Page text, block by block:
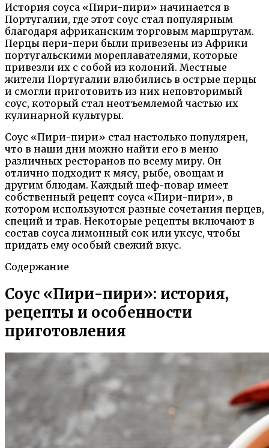
История соуса «Пири-пири» начинается в
Португалии, где этот соус стал популярным
благодаря африканским торговым маршрутам.
Перцы пери-пери были привезены из Африки
португальскими мореплавателями, которые
привезли их с собой из колоний. Местные
жители Португалии влюбились в острые перцы
и смогли приготовить из них неповторимый
соус, который стал неотъемлемой частью их
кулинарной культуры.
Соус «Пири-пири» стал настолько популярен,
что в наши дни можно найти его в меню
различных ресторанов по всему миру. Он
отлично подходит к мясу, рыбе, овощам и
другим блюдам. Каждый шеф-повар имеет
собственный рецепт соуса «Пири-пири», в
котором используются разные сочетания перцев,
специй и трав. Некоторые рецепты включают в
состав соуса лимонный сок или уксус, чтобы
придать ему особый свежий вкус.
Содержание
Соус «Пири-пири»: история,
рецепты и особенности
приготовления